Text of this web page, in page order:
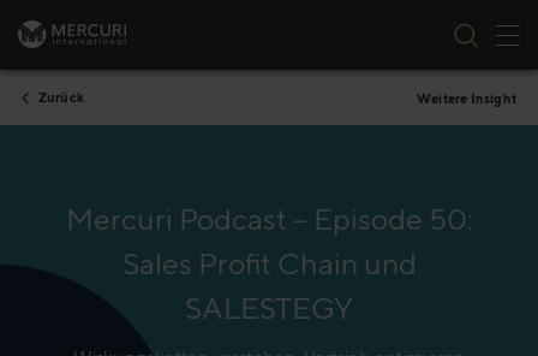
Zum Inhalt springen
Zurück Weitere Insight
Mercuri Podcast – Episode 50:
Sales Profit Chain und
SALESTEGY